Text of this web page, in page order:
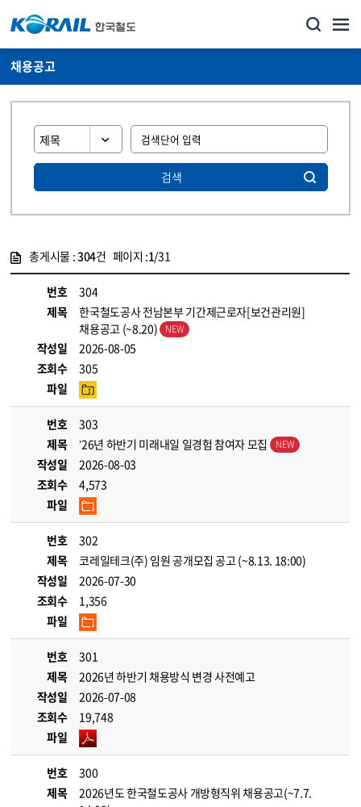
채용공고
검색
총게시물 :304건 페이지 :1/31
번호
304
제목
한국철도공사 전남본부 기간제근로자[보건관리원]
채용공고 (~8.20)
작성일
2026-08-05
조회수
305
파일
번호
303
제목
’26년 하반기 미래내일 일경험 참여자 모집
작성일
2026-08-03
조회수
4,573
파일
번호
302
제목
코레일테크(주) 임원 공개모집 공고 (~8.13. 18:00)
작성일
2026-07-30
조회수
1,356
파일
번호
301
제목
2026년 하반기 채용방식 변경 사전예고
작성일
2026-07-08
조회수
19,748
파일
번호
300
제목
2026년도 한국철도공사 개방형직위 채용공고(~7.7.